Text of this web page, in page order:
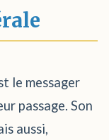
le messager
passage. Son
aussi,